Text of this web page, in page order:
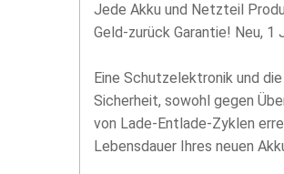
Jede Akku und Netzteil
Geld-zurück Garantie! Neu,
Eine Schutzelektronik und
Sicherheit, sowohl gegen
von Lade-Entlade-Zyklen
Lebensdauer Ihres neuen